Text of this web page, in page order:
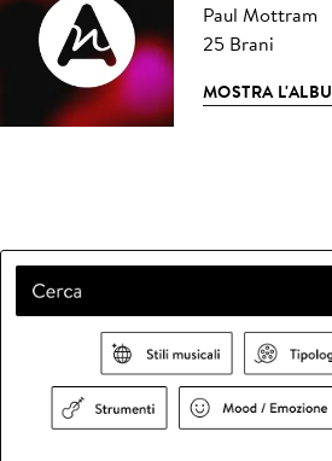
Paul Mottram
25 Brani
MOSTRA